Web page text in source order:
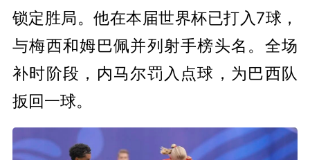
锁定胜局。他在本届世界杯已打入7球，
与梅西和姆巴佩并列射手榜头名。全场
补时阶段，内马尔罚入点球，为巴西队
扳回一球。